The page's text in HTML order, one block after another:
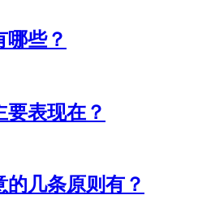
哪些？
表现在？
几条原则有？